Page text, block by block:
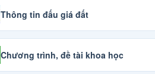
Thông tin đấu giá đất
Chương trình, đề tài khoa học